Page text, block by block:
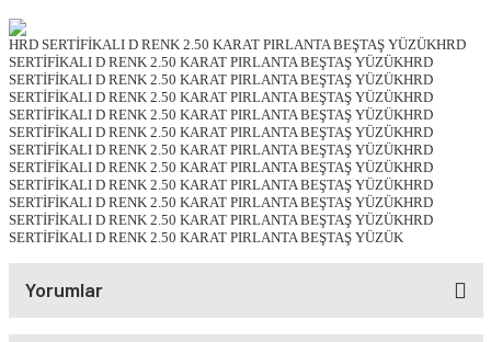
HRD SERTİFİKALI D RENK 2.50 KARAT PIRLANTA BEŞTAŞ YÜZÜKHRD
SERTİFİKALI D RENK 2.50 KARAT PIRLANTA BEŞTAŞ YÜZÜKHRD
SERTİFİKALI D RENK 2.50 KARAT PIRLANTA BEŞTAŞ YÜZÜKHRD
SERTİFİKALI D RENK 2.50 KARAT PIRLANTA BEŞTAŞ YÜZÜKHRD
SERTİFİKALI D RENK 2.50 KARAT PIRLANTA BEŞTAŞ YÜZÜKHRD
SERTİFİKALI D RENK 2.50 KARAT PIRLANTA BEŞTAŞ YÜZÜKHRD
SERTİFİKALI D RENK 2.50 KARAT PIRLANTA BEŞTAŞ YÜZÜKHRD
SERTİFİKALI D RENK 2.50 KARAT PIRLANTA BEŞTAŞ YÜZÜKHRD
SERTİFİKALI D RENK 2.50 KARAT PIRLANTA BEŞTAŞ YÜZÜKHRD
SERTİFİKALI D RENK 2.50 KARAT PIRLANTA BEŞTAŞ YÜZÜKHRD
SERTİFİKALI D RENK 2.50 KARAT PIRLANTA BEŞTAŞ YÜZÜKHRD
SERTİFİKALI D RENK 2.50 KARAT PIRLANTA BEŞTAŞ YÜZÜK
Yorumlar